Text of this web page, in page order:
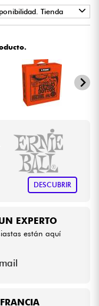
Tienda
Music
BY Star'SMusic
BRUXELLES
DESCUBRIR
EXPERTO
están aquí